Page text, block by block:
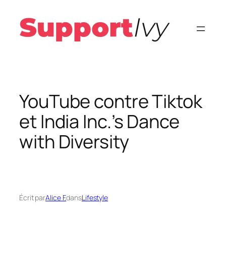
contenu
YouTube contre Tiktok
et India Inc.’s Dance
with Diversity
Écrit parAlice F.dansLifestyle